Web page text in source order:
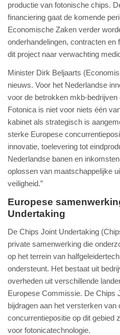
productie van fotonische chips.
financiering gaat de komende
Economische Zaken verder
onderhandelingen, contracten
dit project naar verwachting
Minister Dirk Beljaarts
nieuws. Voor het Nederlandse
voor de betrokken mkb-bedrijven
Fotonica is niet voor niets één
kabinet als strategisch is
sterke Europese
innovatie, toelevering tot
Nederlandse banen en
oplossen van maatschappelijke
veiligheid.”
Europese
Undertaking
De Chips Joint Undertaking
private samenwerking die
op het terrein van
ondersteunt. Het bestaat uit
overheden uit verschillende
Europese Commissie. De Chips
bijdragen aan het versterken van
concurrentiepositie op dit gebied
voor fotonicatechnologie.